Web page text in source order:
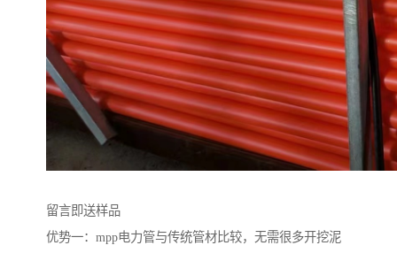
留言即送样品
优势一：mpp电力管与传统管材比较，无需很多开挖泥